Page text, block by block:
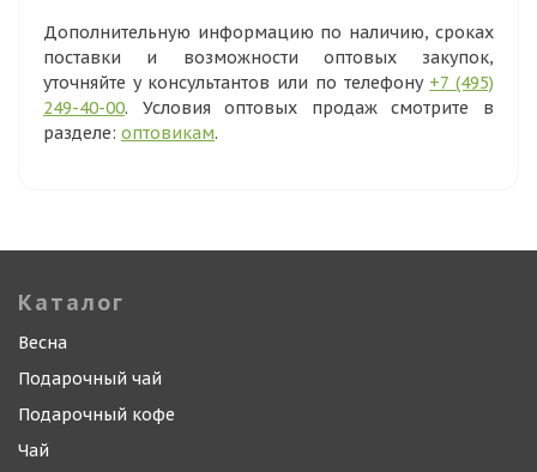
Дополнительную информацию по наличию, сроках
поставки и возможности оптовых закупок,
уточняйте у консультантов или по телефону +7 (495)
249-40-00. Условия оптовых продаж смотрите в
разделе: оптовикам.
Каталог
Весна
Подарочный чай
Подарочный кофе
Чай